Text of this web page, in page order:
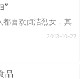
”
都喜欢贞洁烈女，其
2013-10-27
品